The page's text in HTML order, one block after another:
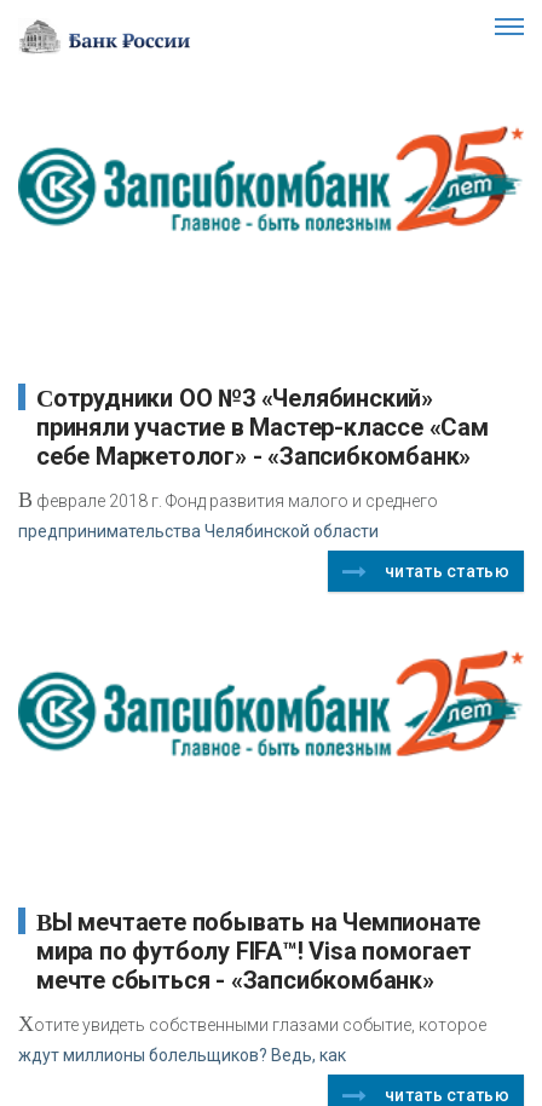
Сотрудники ОО №3 «Челябинский»
приняли участие в Мастер-классе «Сам
себе Маркетолог» - «Запсибкомбанк»
В феврале 2018 г. Фонд развития малого и среднего
предпринимательства Челябинской области
читать статью
ВЫ мечтаете побывать на Чемпионате
мира по футболу FIFA™! Visa помогает
мечте сбыться - «Запсибкомбанк»
Хотите увидеть собственными глазами событие, которое
ждут миллионы болельщиков? Ведь, как
читать статью